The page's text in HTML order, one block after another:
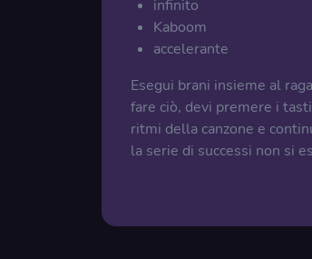
infinito
Kaboom
accelerante
Esegui brani insieme al
fare ciò, devi premere i
ritmi della canzone e
la serie di successi non si